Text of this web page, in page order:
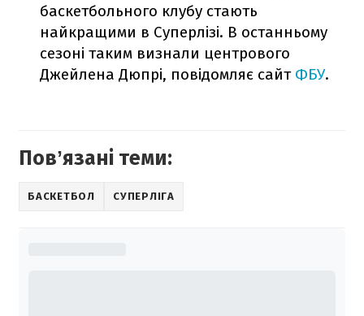
баскетбольного клубу стають
найкращими в Суперлізі. В останньому
сезоні таким визнали центрового
Джейлена Дюпрі, повідомляє сайт ФБУ.
Повʼязані теми:
БАСКЕТБОЛ СУПЕРЛІГА